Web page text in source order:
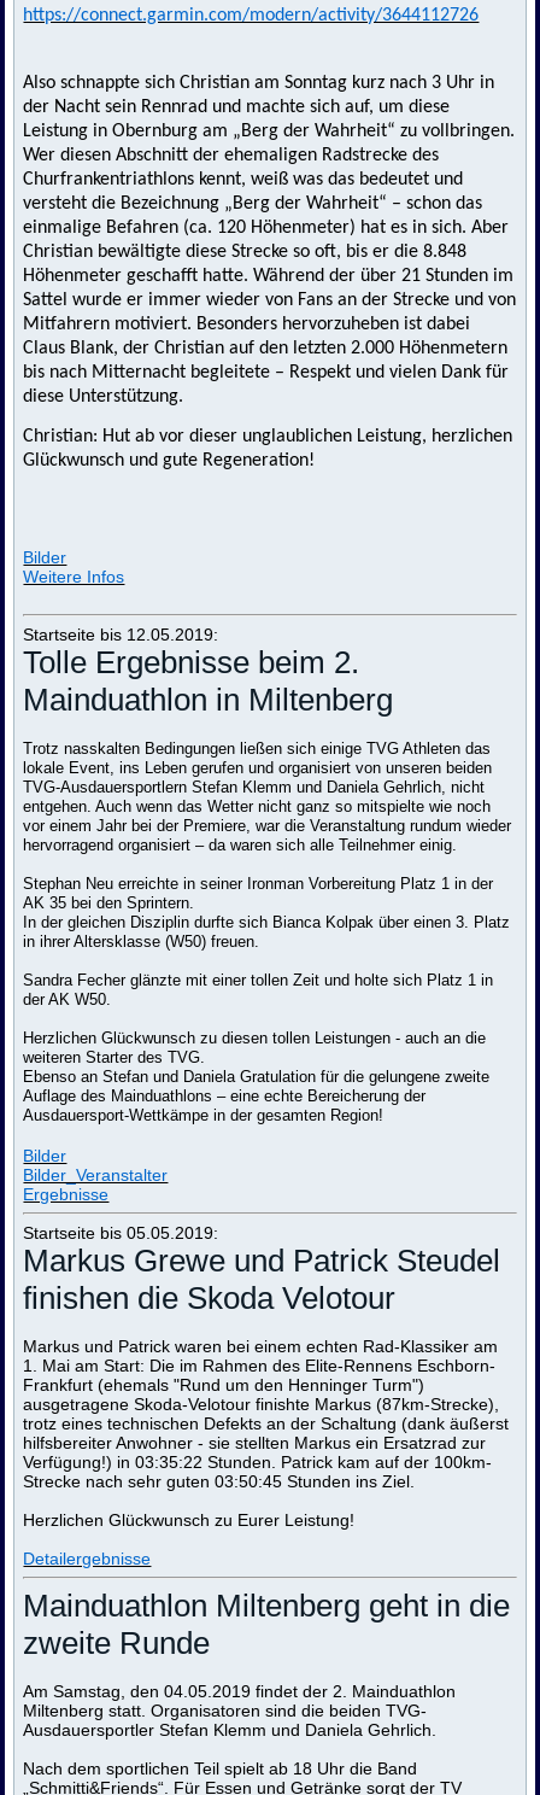
https://connect.garmin.com/modern/activity/3644112726
Also schnappte sich Christian am Sonntag kurz nach 3 Uhr in
der Nacht sein Rennrad und machte sich auf, um diese
Leistung in Obernburg am „Berg der Wahrheit“ zu vollbringen.
Wer diesen Abschnitt der ehemaligen Radstrecke des
Churfrankentriathlons kennt, weiß was das bedeutet und
versteht die Bezeichnung „Berg der Wahrheit“ – schon das
einmalige Befahren (ca. 120 Höhenmeter) hat es in sich. Aber
Christian bewältigte diese Strecke so oft, bis er die 8.848
Höhenmeter geschafft hatte. Während der über 21 Stunden im
Sattel wurde er immer wieder von Fans an der Strecke und von
Mitfahrern motiviert. Besonders hervorzuheben ist dabei
Claus Blank, der Christian auf den letzten 2.000 Höhenmetern
bis nach Mitternacht begleitete – Respekt und vielen Dank für
diese Unterstützung.
Christian: Hut ab vor dieser unglaublichen Leistung, herzlichen
Glückwunsch und gute Regeneration!
Bilder
Weitere Infos
Startseite bis 12.05.2019:
Tolle Ergebnisse beim 2.
Mainduathlon in Miltenberg
Trotz nasskalten Bedingungen ließen sich einige TVG Athleten das
lokale Event, ins Leben gerufen und organisiert von unseren beiden
TVG-Ausdauersportlern Stefan Klemm und Daniela Gehrlich, nicht
entgehen. Auch wenn das Wetter nicht ganz so mitspielte wie noch
vor einem Jahr bei der Premiere, war die Veranstaltung rundum wieder
hervorragend organisiert – da waren sich alle Teilnehmer einig.
Stephan Neu erreichte in seiner Ironman Vorbereitung Platz 1 in der
AK 35 bei den Sprintern.
In der gleichen Disziplin durfte sich Bianca Kolpak über einen 3. Platz
in ihrer Altersklasse (W50) freuen.
Sandra Fecher glänzte mit einer tollen Zeit und holte sich Platz 1 in
der AK W50.
Herzlichen Glückwunsch zu diesen tollen Leistungen - auch an die
weiteren Starter des TVG.
Ebenso an Stefan und Daniela Gratulation für die gelungene zweite
Auflage des Mainduathlons – eine echte Bereicherung der
Ausdauersport-Wettkämpe in der gesamten Region!
Bilder
Bilder_Veranstalter
Ergebnisse
Startseite bis 05.05.2019:
Markus Grewe und Patrick Steudel
finishen die Skoda Velotour
Markus und Patrick waren bei einem echten Rad-Klassiker am
1. Mai am Start: Die im Rahmen des Elite-Rennens Eschborn-
Frankfurt (ehemals "Rund um den Henninger Turm")
ausgetragene Skoda-Velotour finishte Markus (87km-Strecke),
trotz eines technischen Defekts an der Schaltung (dank äußerst
hilfsbereiter Anwohner - sie stellten Markus ein Ersatzrad zur
Verfügung!) in 03:35:22 Stunden. Patrick kam auf der 100km-
Strecke nach sehr guten 03:50:45 Stunden ins Ziel.
Herzlichen Glückwunsch zu Eurer Leistung!
Detailergebnisse
Mainduathlon Miltenberg geht in die
zweite Runde
Am Samstag, den 04.05.2019 findet der 2. Mainduathlon
Miltenberg statt. Organisatoren sind die beiden TVG-
Ausdauersportler Stefan Klemm und Daniela Gehrlich.
Nach dem sportlichen Teil spielt ab 18 Uhr die Band
„Schmitti&Friends“. Für Essen und Getränke sorgt der TV